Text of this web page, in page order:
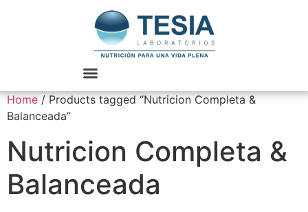
Home/ Products tagged “Nutricion Completa &
Balanceada”
Nutricion Completa &
Balanceada